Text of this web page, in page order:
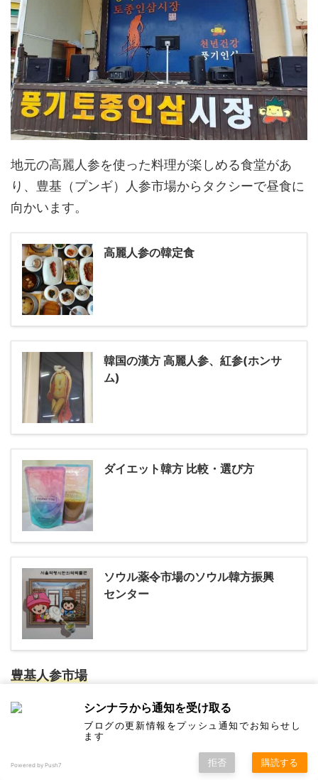
地元の高麗人参を使った料理が楽しめる食堂があ
り、豊基（プンギ）人参市場からタクシーで昼食に
向かいます。
高麗人参の韓定食
韓国の漢方 高麗人参、紅参(ホンサ
ム)
ダイエット韓方 比較・選び方
ソウル薬令市場のソウル韓方振興
センター
豊基人参市場
(경상북도 영주시 인삼로 8)
シンナラから通知を受け取る
ブログの更新情報をプッシュ通知でお知らせし
ます
Powered by Push7 拒否 購読する